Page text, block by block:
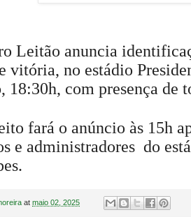
Leitão anuncia
vitória, no estádio
18:30h, com presença de
fará o anúncio às 15h
e administradores do
at maio 02, 2025